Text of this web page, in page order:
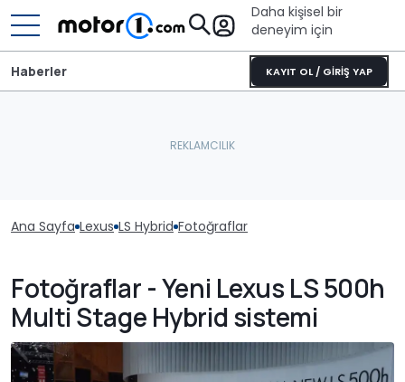
Daha kişisel bir
deneyim için
KAYIT OL / GİRİŞ YAP
Haberler
Ana Sayfa Lexus LS Hybrid Fotoğraflar
Fotoğraflar - Yeni Lexus LS 500h
Multi Stage Hybrid sistemi